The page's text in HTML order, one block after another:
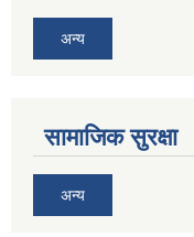
अन्य
सामाजिक सुरक्षा
अन्य